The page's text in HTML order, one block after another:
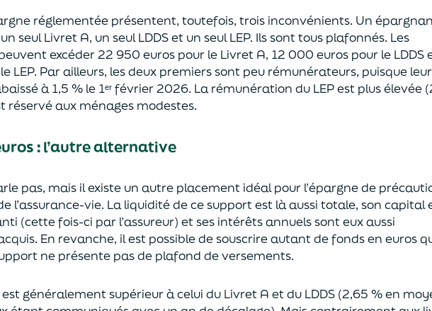
réglementée présentent, toutefois, trois inconvénients. Un
seul Livret A, un seul LDDS et un seul LEP. Ils sont tous plafonnés. Les
excéder 22 950 euros pour le Livret A, 12 000 euros pour le LDDS
LEP. Par ailleurs, les deux premiers sont peu rémunérateurs, puisque
à 1,5 % le 1ᵉʳfévrier 2026. La rémunération du LEP est plus élevée
réservé aux ménages modestes.
: l’autre alternative
pas, mais il existe un autre placement idéal pour l’épargne de
l’assurance-vie. La liquidité de ce support est là aussi totale, son capital
(cette fois-ci par l’assureur) et ses intérêts annuels sont eux aussi
En revanche, il est possible de souscrire autant de fonds en euros
ne présente pas de plafond de versements.
généralement supérieur à celui du Livret A et du LDDS (2,65 % en